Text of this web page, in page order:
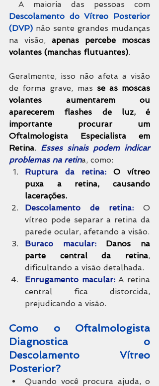
Descolamento do Vítreo Posterior
(DVP) não sente grandes mudanças
na visão, apenas percebe moscas
volantes (manchas flutuantes).
Geralmente, isso não afeta a visão
de forma grave, mas se as moscas
volantes aumentarem ou
aparecerem flashes de luz, é
importante procurar um
Oftalmologista Especialista em
Retina. Esses sinais podem indicar
problemas na retina, como:
Ruptura da retina:
O vítreo
puxa a retina, causando
lacerações.
Descolamento de retina: O
vítreo pode separar a retina da
parede ocular, afetando a visão.
Buraco macular:
Danos na
parte central da retina,
dificultando a visão detalhada.
Enrugamento macular: A retina
central fica distorcida,
prejudicando a visão.
Como o Oftalmologista
Diagnostica o
Descolamento Vítreo
Posterior?